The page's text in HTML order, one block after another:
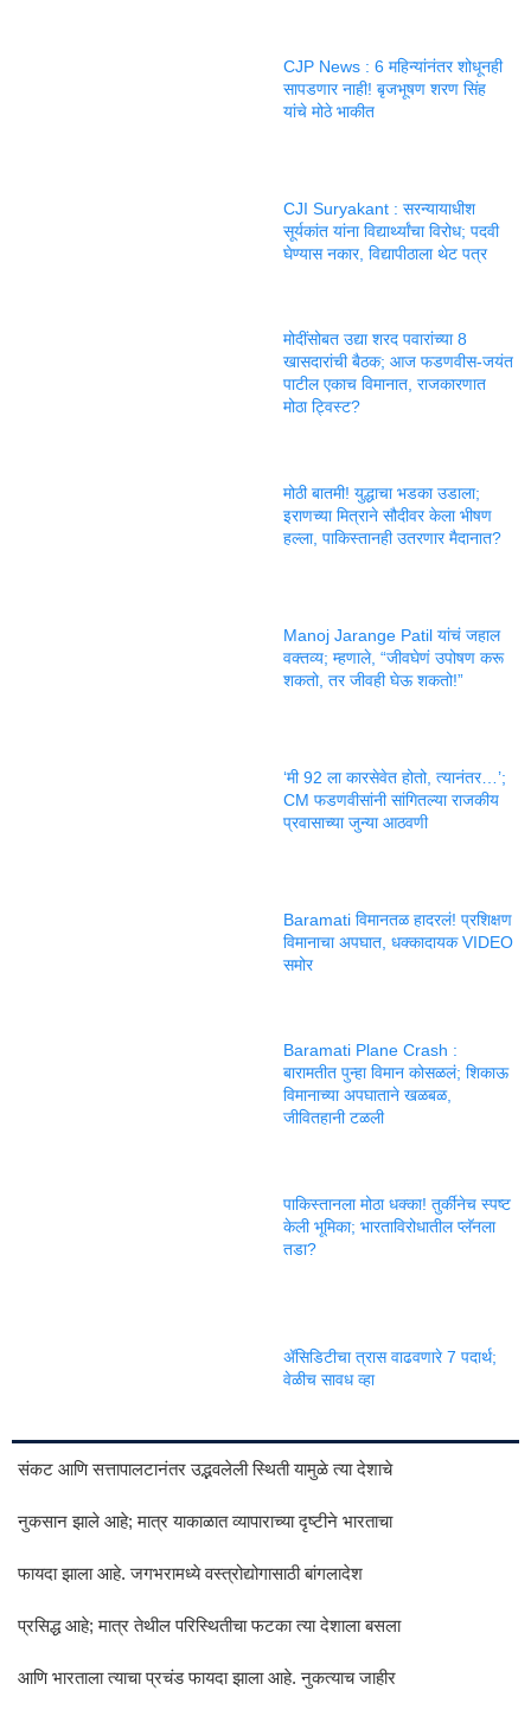
CJP News : 6 महिन्यांनंतर शोधूनही
सापडणार नाही! बृजभूषण शरण सिंह
यांचे मोठे भाकीत
CJI Suryakant : सरन्यायाधीश
सूर्यकांत यांना विद्यार्थ्यांचा विरोध; पदवी
घेण्यास नकार, विद्यापीठाला थेट पत्र
मोदींसोबत उद्या शरद पवारांच्या 8
खासदारांची बैठक; आज फडणवीस-जयंत
पाटील एकाच विमानात, राजकारणात
मोठा ट्विस्ट?
मोठी बातमी! युद्धाचा भडका उडाला;
इराणच्या मित्राने सौदीवर केला भीषण
हल्ला, पाकिस्तानही उतरणार मैदानात?
Manoj Jarange Patil यांचं जहाल
वक्तव्य; म्हणाले, “जीवघेणं उपोषण करू
शकतो, तर जीवही घेऊ शकतो!”
‘मी 92 ला कारसेवेत होतो, त्यानंतर…’;
CM फडणवीसांनी सांगितल्या राजकीय
प्रवासाच्या जुन्या आठवणी
Baramati विमानतळ हादरलं! प्रशिक्षण
विमानाचा अपघात, धक्कादायक VIDEO
समोर
Baramati Plane Crash :
बारामतीत पुन्हा विमान कोसळलं; शिकाऊ
विमानाच्या अपघाताने खळबळ,
जीवितहानी टळली
पाकिस्तानला मोठा धक्का! तुर्कीनेच स्पष्ट
केली भूमिका; भारताविरोधातील प्लॅनला
तडा?
ॲसिडिटीचा त्रास वाढवणारे 7 पदार्थ;
वेळीच सावध व्हा
संकट आणि सत्तापालटानंतर उद्भवलेली स्थिती यामुळे त्या देशाचे
नुकसान झाले आहे; मात्र याकाळात व्यापाराच्या दृष्टीने भारताचा
फायदा झाला आहे. जगभरामध्ये वस्त्रोद्योगासाठी बांगलादेश
प्रसिद्ध आहे; मात्र तेथील परिस्थितीचा फटका त्या देशाला बसला
आणि भारताला त्याचा प्रचंड फायदा झाला आहे. नुकत्याच जाहीर